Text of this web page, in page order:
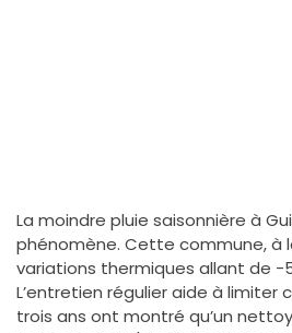
La moindre pluie saisonnière à
phénomène. Cette commune, à
variations thermiques allant de -
L’entretien régulier aide à limiter
trois ans ont montré qu’un